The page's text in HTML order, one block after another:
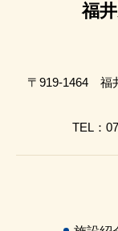
福
〒919-1464 福
TEL：